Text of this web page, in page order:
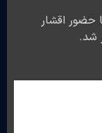
حضور اقشار
شد.